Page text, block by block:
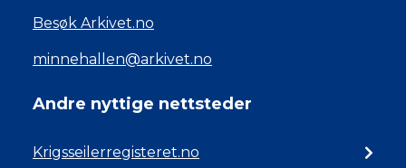
Besøk Arkivet.no
minnehallen@arkivet.no
Andre nyttige nettsteder
Krigsseilerregisteret.no